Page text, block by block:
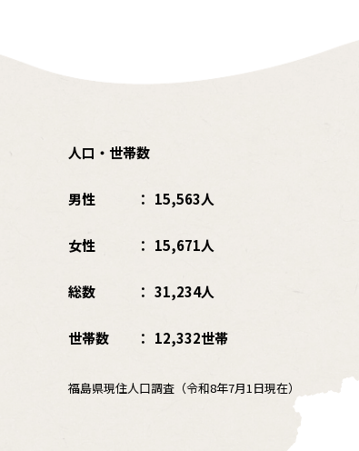
人口・世帯数
男性 15,563人
女性 15,671人
総数 31,234人
世帯数 12,332世帯
福島県現住人口調査（令和8年7月1日現在）